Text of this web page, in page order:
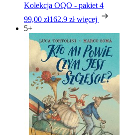
Kolekcja OQO - pakiet 4
99,00 zł162.9 zł więcej
5+